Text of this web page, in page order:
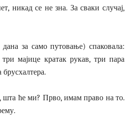
никад се не зна. За сваки случај,
за само путовање) спаковала:
мајице кратак рукав, три пара
шта ће ми? Прво, имам право на то.